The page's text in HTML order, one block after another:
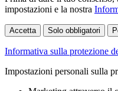
impostazioni e la nostra
Accetta Solo obbligatori
Informativa sulla protezione
Impostazioni personali sulla